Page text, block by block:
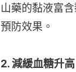
山藥的黏液富
預防效果。
2. 減緩血糖升高